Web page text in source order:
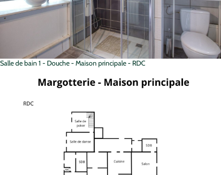
Salle de bain 1 - Douche - Maison principale - RDC